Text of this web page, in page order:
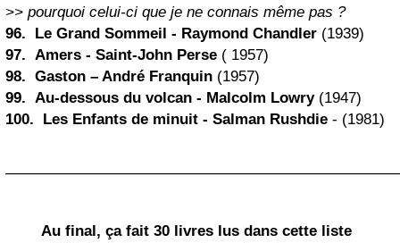
>> pourquoi celui-ci que je ne connais même pas ?
96. Le Grand Sommeil - Raymond Chandler (1939)
97. Amers - Saint-John Perse ( 1957)
98. Gaston – André Franquin (1957)
99. Au-dessous du volcan - Malcolm Lowry (1947)
100. Les Enfants de minuit - Salman Rushdie - (1981)
Au final, ça fait 30 livres lus dans cette liste